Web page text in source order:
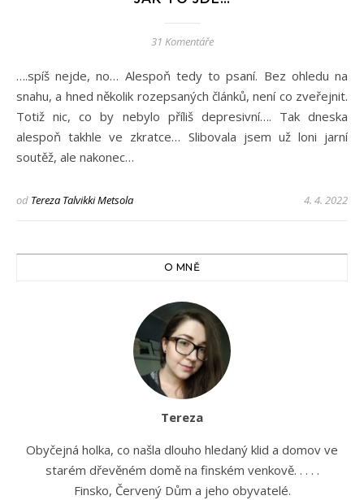
31 Komentáře
….spíš nejde, no… Alespoň tedy to psaní. Bez ohledu na
snahu, a hned několik rozepsaných článků, není co zveřejnit.
Totiž nic, co by nebylo příliš depresivní…. Tak dneska
alespoň takhle ve zkratce… Slibovala jsem už loni jarní
soutěž, ale nakonec…
od Tereza Talvikki Metsola 4. 4. 2022
O MNĚ
Tereza
Obyčejná holka, co našla dlouho hledaný klid a domov ve
starém dřevěném domě na finském venkově. . . . .
Finsko, Červený Dům a jeho obyvatelé.